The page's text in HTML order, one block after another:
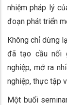
nhiệm pháp lý
đoạn phát triển
Không chỉ dừng
đã tạo cầu nối
nghiệp, mở ra
nghiệp, thực tập
Một buổi